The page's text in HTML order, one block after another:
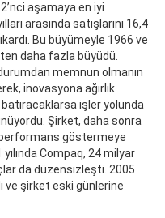
aşamaya en iyi
arasında satışlarını 16,4
Bu büyümeyle 1966 ve
daha fazla büyüdü.
memnun olmanın
inovasyona ağırlık
işler yolunda
Şirket, daha sonra
göstermeye
yılında Compaq, 24 milyar
da düzensizleşti. 2005
ve şirket eski günlerine